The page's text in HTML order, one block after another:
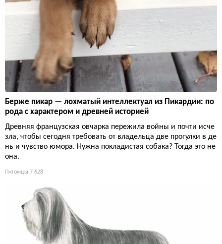
Берже пикар — лохматый интеллектуал из Пикардии: по
рода с характером и древней историей
Древняя французская овчарка пережила войны и почти исче
зла, чтобы сегодня требовать от владельца две прогулки в де
нь и чувство юмора. Нужна покладистая собака? Тогда это не
она.
Питомцы 7 628